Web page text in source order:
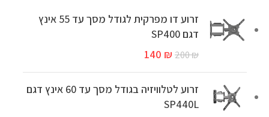
זרוע דו מפרקית לגודל מסך עד 55 אינץ
דגם SP400
200₪
140 ₪
זרוע לטלוויזיה בגודל מסך עד 60 אינץ דגם
SP440L